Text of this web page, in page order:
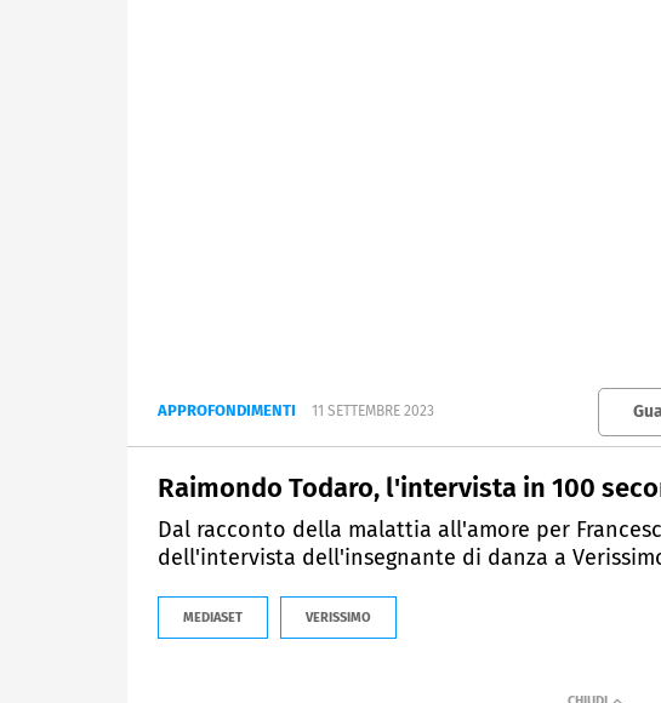
APPROFONDIMENTI 11 SETTEMBRE 2023
Raimondo Todaro, l'intervista in 100
Dal racconto della malattia all'amore per
dell'intervista dell'insegnante di danza a
MEDIASET VERISSIMO